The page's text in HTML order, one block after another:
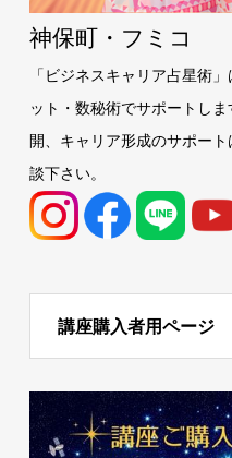
神保町・フミコ
「ビジネスキャリア占星術
ット・数秘術でサポートし
開、キャリア形成のサポート
談下さい。
講座購入者用ページ